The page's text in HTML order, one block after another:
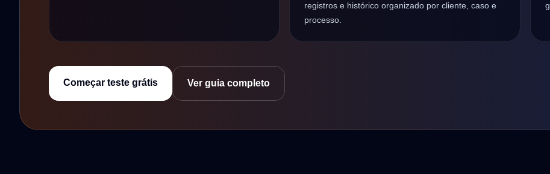
registros e histórico organizado por cliente, caso e
processo.
Começar teste grátis Ver guia completo